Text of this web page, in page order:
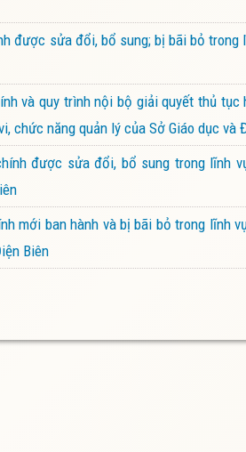
được sửa đổi, bổ sung; bị bãi bỏ
và quy trình nội bộ giải quyết thủ tục
chức năng quản lý của Sở Giáo dục và
được sửa đổi, bổ sung trong lĩnh
mới ban hành và bị bãi bỏ trong lĩnh
Biên